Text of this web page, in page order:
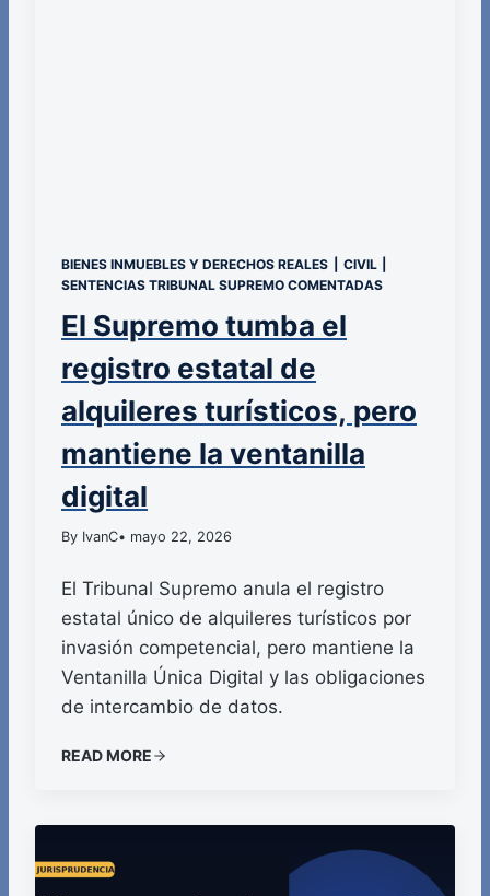
BIENES INMUEBLES Y DERECHOS REALES CIVIL
SENTENCIAS TRIBUNAL SUPREMO COMENTADAS
El Supremo tumba el
registro estatal de
alquileres turísticos, pero
mantiene la ventanilla
digital
By IvanC• mayo 22, 2026
El Tribunal Supremo anula el registro
estatal único de alquileres turísticos por
invasión competencial, pero mantiene la
Ventanilla Única Digital y las obligaciones
de intercambio de datos.
READ MORE